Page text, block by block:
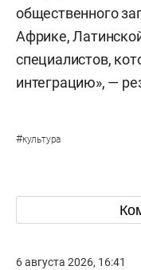
общественного
Африке,
специалистов,
интеграцию», —
#культура
6 августа 2026, 16:41